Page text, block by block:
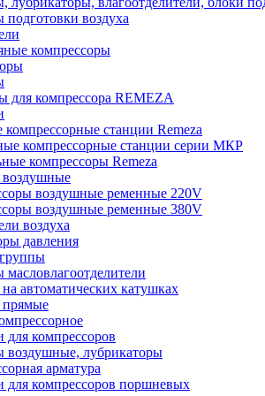
воздуха
компрессоры
для компрессора REMEZA
компрессорные станции Remeza
компрессорные станции серии МКР
компрессоры Remeza
воздушные ременные 220V
воздушные ременные 380V
воздуха
давления
автоматических катушках
для компрессоров
воздушные, лубрикаторы
арматура
для компрессоров поршневых